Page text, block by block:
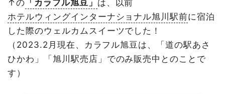
↑の 「カラフル旭豆」 は、以前
ホテルウィングインターナショナル旭川駅前に宿泊
した際のウェルカムスイーツでした！
（2023.2月現在、カラフル旭豆は、「道の駅あさ
ひかわ」「旭川駅売店」でのみ販売中とのことで
す）